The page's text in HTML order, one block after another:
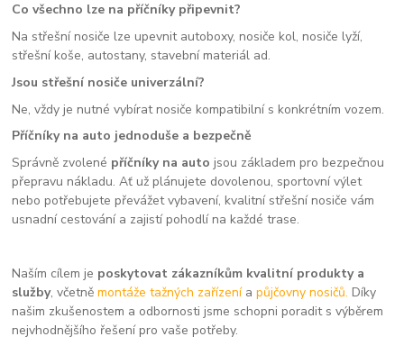
Co všechno lze na příčníky připevnit?
Na střešní nosiče lze upevnit autoboxy, nosiče kol, nosiče lyží,
střešní koše, autostany, stavební materiál ad.
Jsou střešní nosiče univerzální?
Ne, vždy je nutné vybírat nosiče kompatibilní s konkrétním vozem.
Příčníky na auto jednoduše a bezpečně
Správně zvolené příčníky na auto jsou základem pro bezpečnou
přepravu nákladu. Ať už plánujete dovolenou, sportovní výlet
nebo potřebujete převážet vybavení, kvalitní střešní nosiče vám
usnadní cestování a zajistí pohodlí na každé trase.
Naším cílem je poskytovat zákazníkům kvalitní produkty a
služby, včetněmontáže tažných zařízení apůjčovny nosičů. Díky
našim zkušenostem a odbornosti jsme schopni poradit s výběrem
nejvhodnějšího řešení pro vaše potřeby.